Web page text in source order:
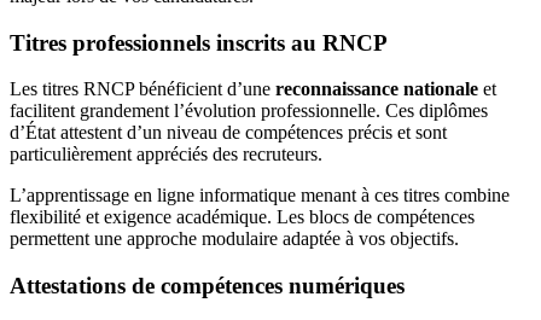
Titres professionnels inscrits au RNCP
Les titres RNCP bénéficient d’une reconnaissance nationale et
facilitent grandement l’évolution professionnelle. Ces diplômes
d’État attestent d’un niveau de compétences précis et sont
particulièrement appréciés des recruteurs.
L’apprentissage en ligne informatique menant à ces titres combine
flexibilité et exigence académique. Les blocs de compétences
permettent une approche modulaire adaptée à vos objectifs.
Attestations de compétences numériques